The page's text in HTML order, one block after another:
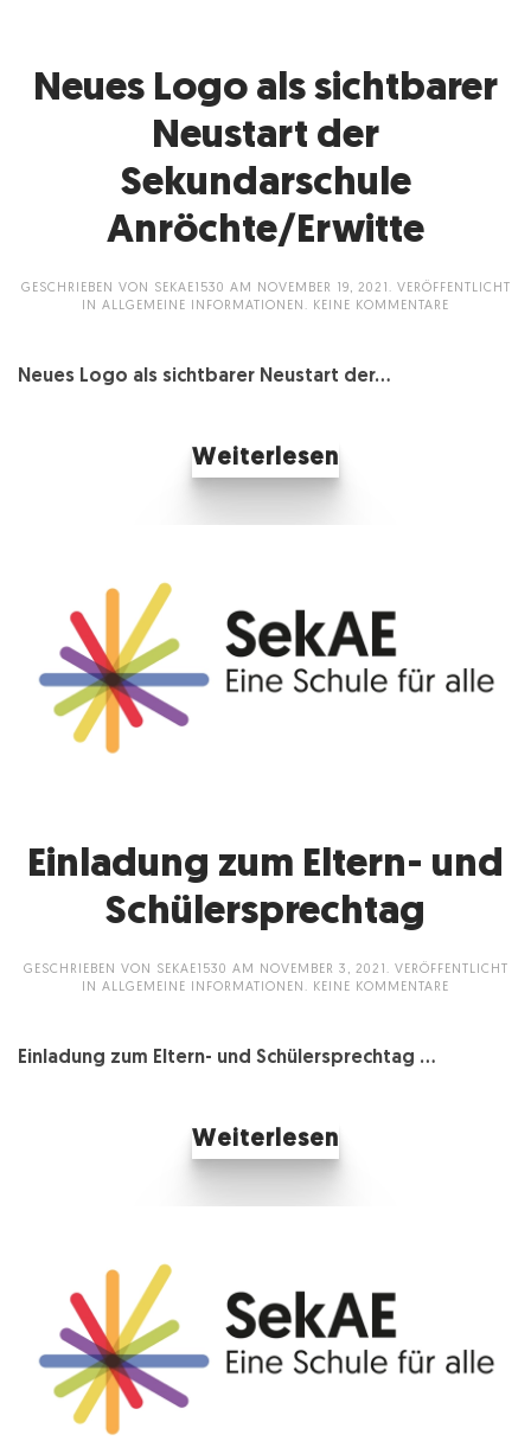
Neues Logo als sichtbarer
Neustart der
Sekundarschule
Anröchte/Erwitte
GESCHRIEBEN VON SEKAE1530 AM NOVEMBER 19, 2021
. VERÖFFENTLICHT
IN ALLGEMEINE INFORMATIONEN . KEINE KOMMENTARE
Neues Logo als sichtbarer Neustart der...
Weiterlesen
Einladung zum Eltern- und
Schülersprechtag
GESCHRIEBEN VON SEKAE1530 AM NOVEMBER 3, 2021
. VERÖFFENTLICHT
IN ALLGEMEINE INFORMATIONEN . KEINE KOMMENTARE
Einladung zum Eltern- und Schülersprechtag ...
Weiterlesen